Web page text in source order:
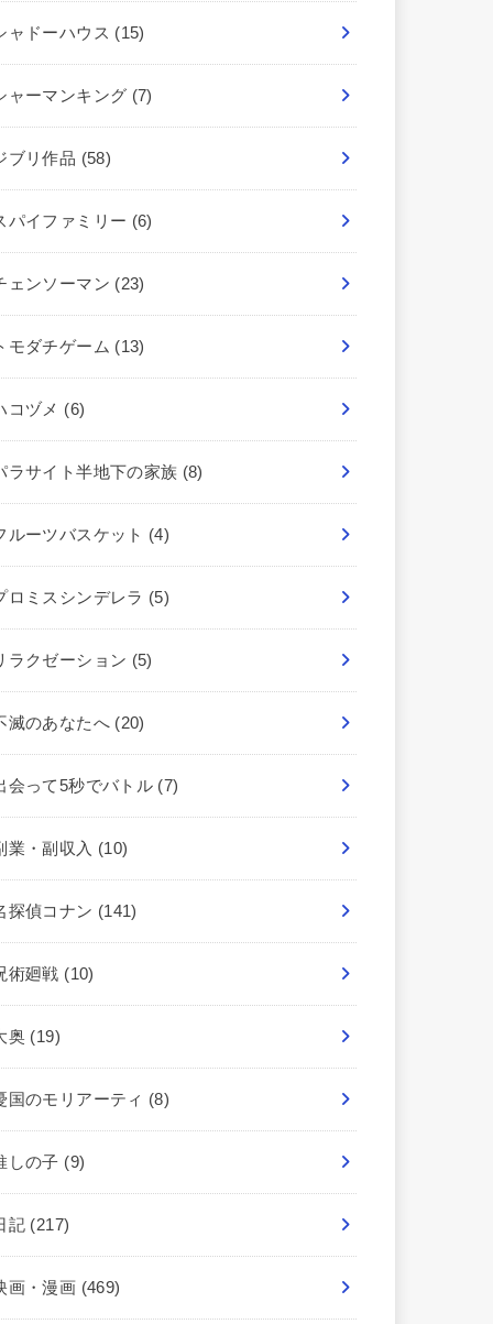
ャドーハウス (15)
ャーマンキング (7)
ブリ作品 (58)
パイファミリー (6)
ェンソーマン (23)
モダチゲーム (13)
コヅメ (6)
ラサイト半地下の家族 (8)
ルーツバスケット (4)
ロミスシンデレラ (5)
ラクゼーション (5)
滅のあなたへ (20)
会って5秒でバトル (7)
業・副収入 (10)
探偵コナン (141)
術廻戦 (10)
奥 (19)
国のモリアーティ (8)
しの子 (9)
記 (217)
画・漫画 (469)